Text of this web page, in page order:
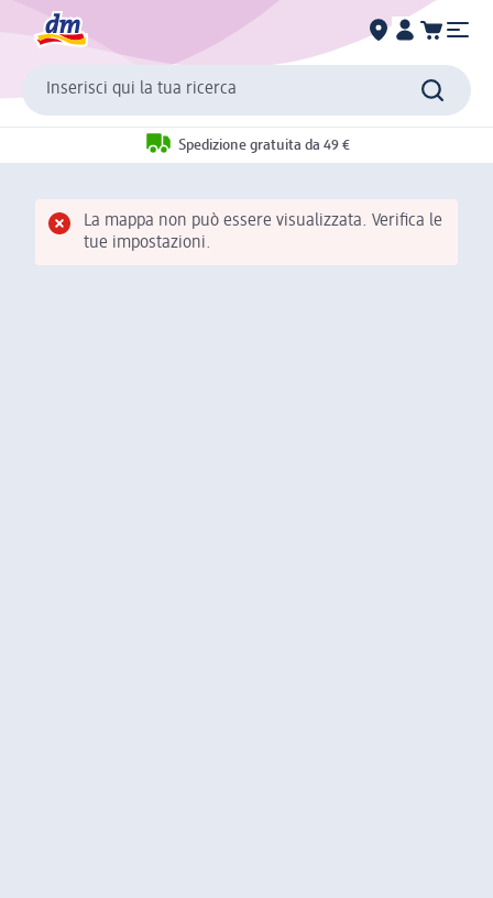
Inserisci qui la tua ricerca
Spedizione gratuita da 49 €
La mappa non può essere visualizzata. Verifica le
tue impostazioni.